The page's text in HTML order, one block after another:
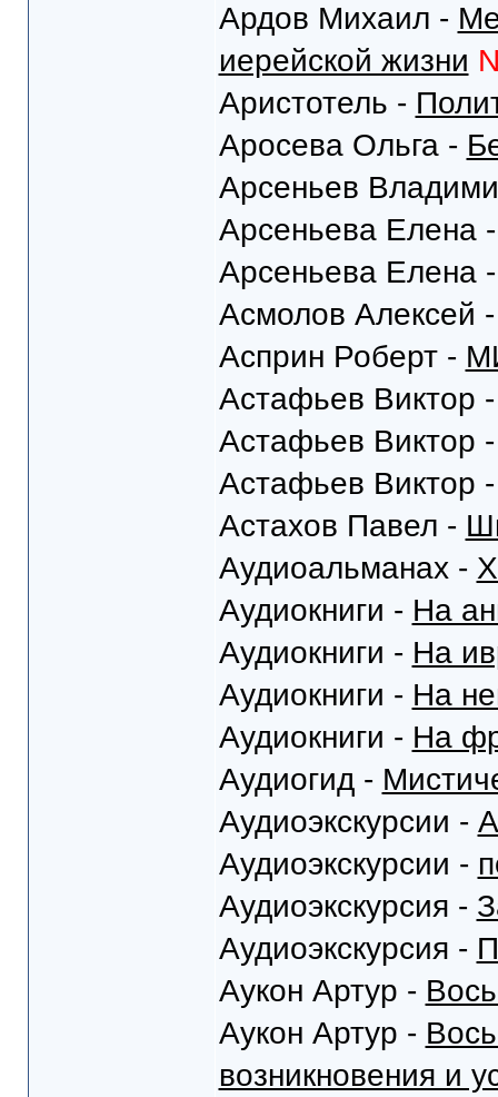
Ардов Михаил -
иерейской жизни
Аристотель -
Аросева Ольга -
Арсеньев
Арсеньева Елена
Арсеньева Елена
Асмолов Алексей
Асприн Роберт -
Астафьев Виктор
Астафьев Виктор
Астафьев Виктор
Астахов Павел -
Аудиоальманах -
Аудиокниги - На
Аудиокниги - На
Аудиокниги - На
Аудиокниги - На
Аудиогид -
Аудиоэкскурсии -
Аудиоэкскурсии -
Аудиоэкскурсия -
Аудиоэкскурсия -
Аукон Артур -
Аукон Артур -
возникновения и